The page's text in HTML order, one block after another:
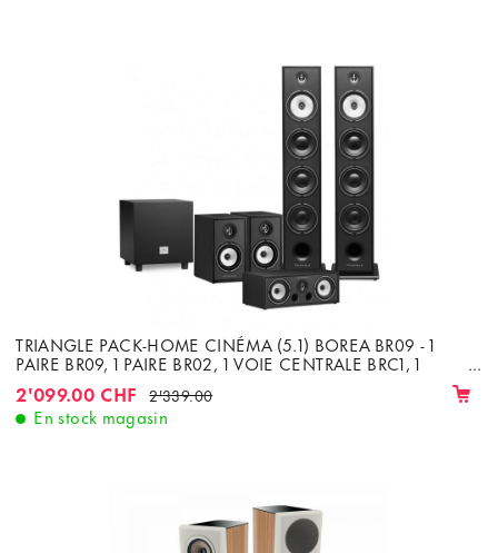
TRIANGLE PACK-HOME CINÉMA (5.1) BOREA BR09 - 1
PAIRE BR09, 1 PAIRE BR02, 1 VOIE CENTRALE BRC1, 1
SUBWOOFER TALES 340
2'099.00 CHF 2'339.00
En stock magasin